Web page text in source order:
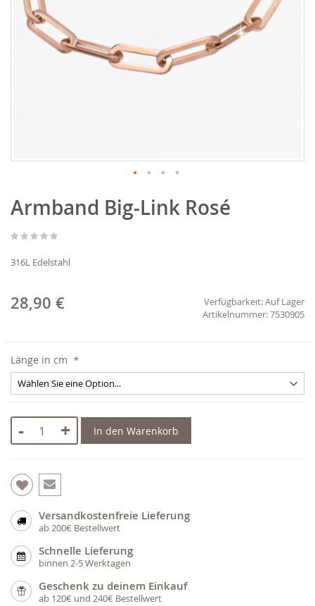
Anfang
der
springen
Armband Big-Link Rosé
316L Edelstahl
28,90 € Verfügbarkeit:Auf Lager
7530905
Länge in cm
- + In den Warenkorb
Versandkostenfreie Lieferung
ab 200€ Bestellwert
Schnelle Lieferung
binnen 2-5 Werktagen
Geschenk zu deinem Einkauf
ab 120€ und 240€ Bestellwert